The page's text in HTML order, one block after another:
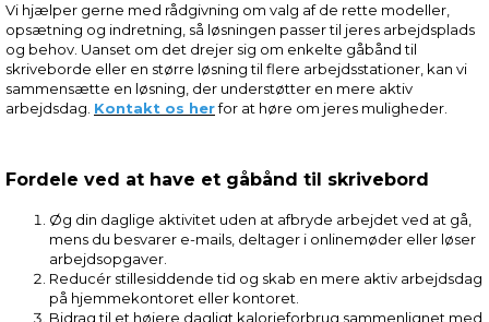
Vi hjælper gerne med rådgivning om valg af de rette modeller,
opsætning og indretning, så løsningen passer til jeres arbejdsplads
og behov. Uanset om det drejer sig om enkelte gåbånd til
skriveborde eller en større løsning til flere arbejdsstationer, kan vi
sammensætte en løsning, der understøtter en mere aktiv
arbejdsdag. Kontakt os herfor at høre om jeres muligheder.
Fordele ved at have et gåbånd til skrivebord
Øg din daglige aktivitet uden at afbryde arbejdet ved at gå,
mens du besvarer e-mails, deltager i onlinemøder eller løser
arbejdsopgaver.
Reducér stillesiddende tid og skab en mere aktiv arbejdsdag
på hjemmekontoret eller kontoret.
Bidrag til et højere dagligt kalorieforbrug sammenlignet med